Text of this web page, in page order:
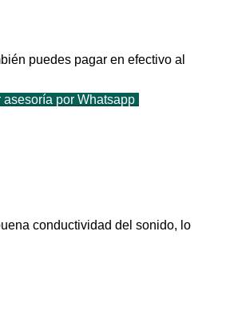
puedes pagar en efectivo al
por Whatsapp
conductividad del sonido, lo